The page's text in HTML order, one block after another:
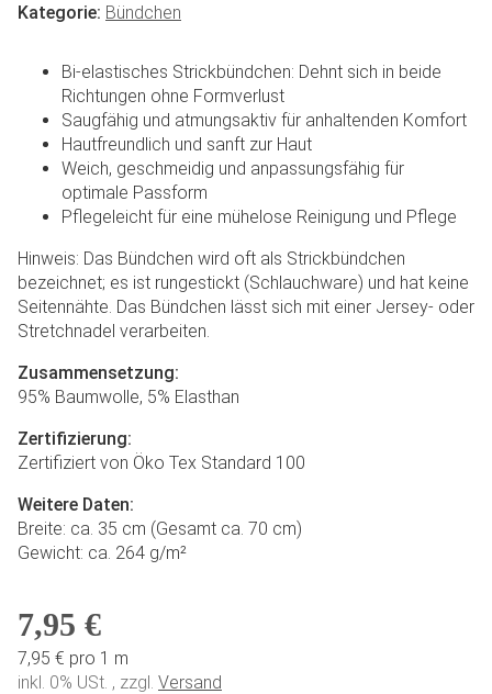
Kategorie: Bündchen
Bi-elastisches Strickbündchen: Dehnt sich in beide
Richtungen ohne Formverlust
Saugfähig und atmungsaktiv für anhaltenden Komfort
Hautfreundlich und sanft zur Haut
Weich, geschmeidig und anpassungsfähig für
optimale Passform
Pflegeleicht für eine mühelose Reinigung und Pflege
Hinweis: Das Bündchen wird oft als Strickbündchen
bezeichnet; es ist rungestickt (Schlauchware) und hat keine
Seitennähte. Das Bündchen lässt sich mit einer Jersey- oder
Stretchnadel verarbeiten.
Zusammensetzung:
95% Baumwolle, 5% Elasthan
Zertifizierung:
Zertifiziert von Öko Tex Standard 100
Weitere Daten:
Breite: ca. 35 cm (Gesamt ca. 70 cm)
Gewicht: ca. 264 g/m²
7,95 €
7,95 € pro 1 m
inkl. 0% USt. , zzgl. Versand